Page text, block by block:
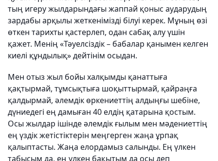
тың игеру жылдарындағы жаппай қоныс аударудың
зардабы арқылы жеткенімізді білуі керек. Мұның өзі
өткен тарихты қастерлеп, одан сабақ алу үшін
қажет. Менің «Тәуелсіздік – бабалар қанымен келген
киелі құндылық» дейтінім осыдан.
Мен отыз жыл бойы халқымды қанаттыға
қақтырмай, тұмсықтыға шоқыттырмай, қайраңға
қалдырмай, әлемдік өркениеттің алдыңғы шебіне,
дүниедегі ең дамыған 40 елдің қатарына қостым.
Осы жылдар ішінде әлемдік ғылым мен мәдениеттің
ең үздік жетістіктерін меңгерген жаңа ұрпақ
қалыптасты. Жаңа елордамыз салынды. Ең үлкен
табысым да, ең үлкен бақытым да осы деп